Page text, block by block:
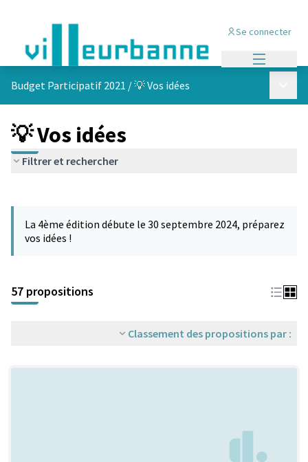
Se connecter
Budget Participatif 2021 /💡 Vos idées
💡 Vos idées
Filtrer et rechercher
La 4ème édition débute le 30 septembre 2024, préparez
vos idées !
57 propositions
Classement des propositions par :